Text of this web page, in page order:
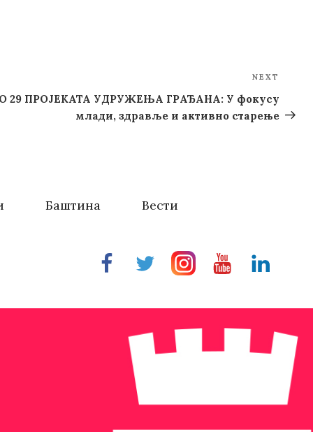
NEXT
ПРОЈЕКАТА УДРУЖЕЊА ГРАЂАНА: У фокусу
млади, здравље и активно старење
Баштина Вести
FacebookTwitterInstragramYoutubeLinkedin